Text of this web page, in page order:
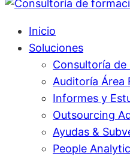
Inicio
Soluciones
Consultoría de
Auditoría Área
Informes y
Outsourcing
Ayudas &
People